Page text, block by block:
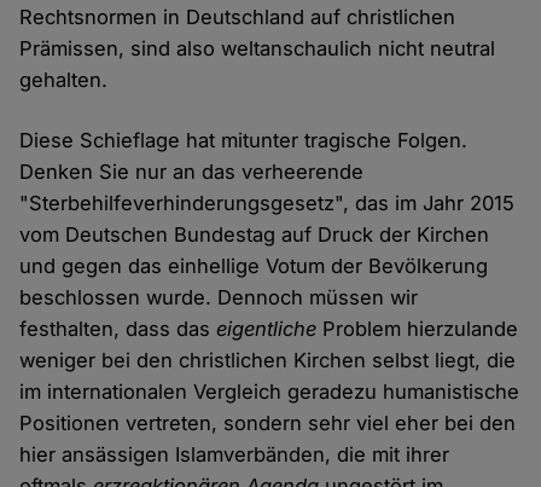
Rechtsnormen in Deutschland auf christlichen
Prämissen, sind also weltanschaulich nicht neutral
gehalten.
Diese Schieflage hat mitunter tragische Folgen.
Denken Sie nur an das verheerende
"Sterbehilfeverhinderungsgesetz", das im Jahr 2015
vom Deutschen Bundestag auf Druck der Kirchen
und gegen das einhellige Votum der Bevölkerung
beschlossen wurde. Dennoch müssen wir
festhalten, dass daseigentliche Problem hierzulande
weniger bei den christlichen Kirchen selbst liegt, die
im internationalen Vergleich geradezu humanistische
Positionen vertreten, sondern sehr viel eher bei den
hier ansässigen Islamverbänden, die mit ihrer